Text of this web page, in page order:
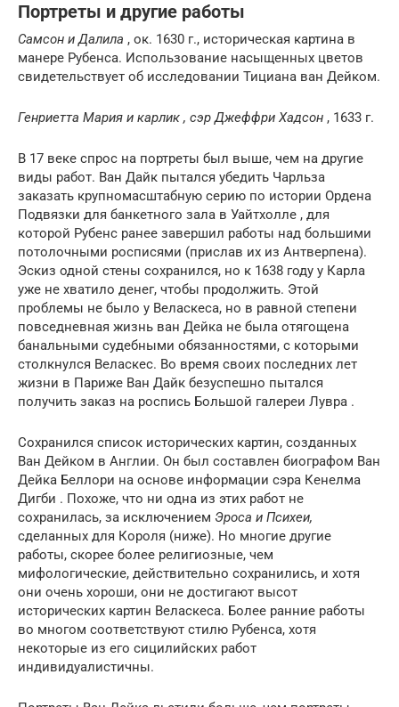
Портреты и другие работы
Самсон и Далила , ок. 1630 г., историческая картина в
манере Рубенса. Использование насыщенных цветов
свидетельствует об исследовании Тициана ван Дейком.
Генриетта Мария и карлик , сэр Джеффри Хадсон , 1633 г.
В 17 веке спрос на портреты был выше, чем на другие
виды работ. Ван Дайк пытался убедить Чарльза
заказать крупномасштабную серию по истории Ордена
Подвязки для банкетного зала в Уайтхолле , для
которой Рубенс ранее завершил работы над большими
потолочными росписями (прислав их из Антверпена).
Эскиз одной стены сохранился, но к 1638 году у Карла
уже не хватило денег, чтобы продолжить. Этой
проблемы не было у Веласкеса, но в равной степени
повседневная жизнь ван Дейка не была отягощена
банальными судебными обязанностями, с которыми
столкнулся Веласкес. Во время своих последних лет
жизни в Париже Ван Дайк безуспешно пытался
получить заказ на роспись Большой галереи Лувра .
Сохранился список исторических картин, созданных
Ван Дейком в Англии. Он был составлен биографом Ван
Дейка Беллори на основе информации сэра Кенелма
Дигби . Похоже, что ни одна из этих работ не
сохранилась, за исключением Эроса и Психеи,
сделанных для Короля (ниже). Но многие другие
работы, скорее более религиозные, чем
мифологические, действительно сохранились, и хотя
они очень хороши, они не достигают высот
исторических картин Веласкеса. Более ранние работы
во многом соответствуют стилю Рубенса, хотя
некоторые из его сицилийских работ
индивидуалистичны.